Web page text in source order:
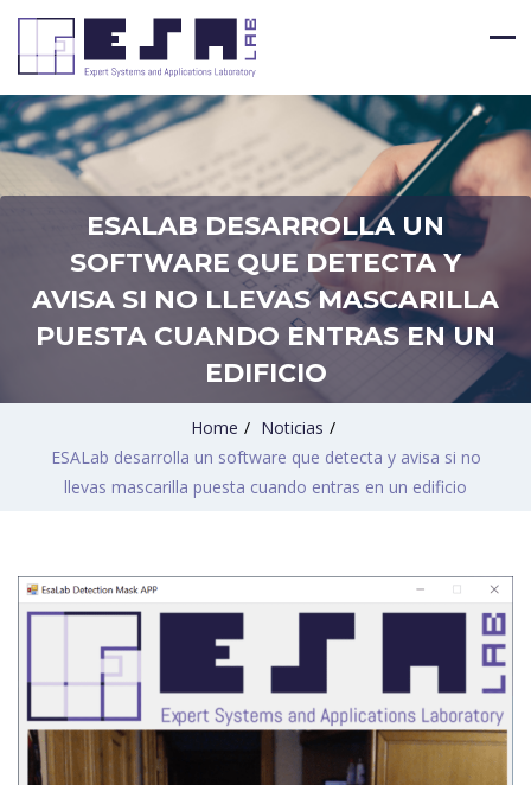
ESALAB DESARROLLA UN
SOFTWARE QUE DETECTA Y
AVISA SI NO LLEVAS MASCARILLA
PUESTA CUANDO ENTRAS EN UN
EDIFICIO
Home / Noticias /
ESALab desarrolla un software que detecta y avisa si no
llevas mascarilla puesta cuando entras en un edificio